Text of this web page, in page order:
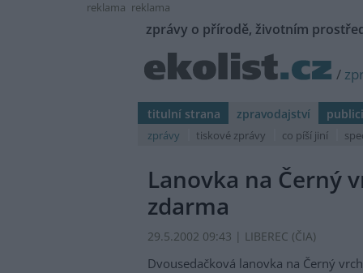
reklama reklama
zprávy o přírodě, životním
/
titulní strana zpravodajství
zprávy tiskové zprávy co píší jiní
Lanovka na Černý
zdarma
29.5.2002 09:43 | LIBEREC (ČIA)
Dvousedačková lanovka na Černý